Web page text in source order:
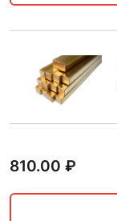
810.00 ₽